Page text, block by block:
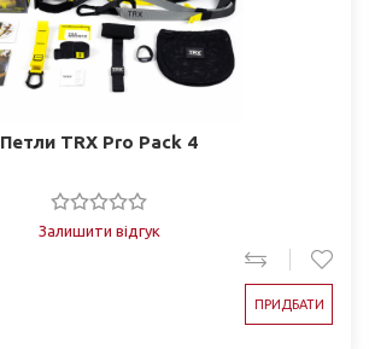
Петли TRX Pro Pack 4
Залишити відгук
ПРИДБАТИ